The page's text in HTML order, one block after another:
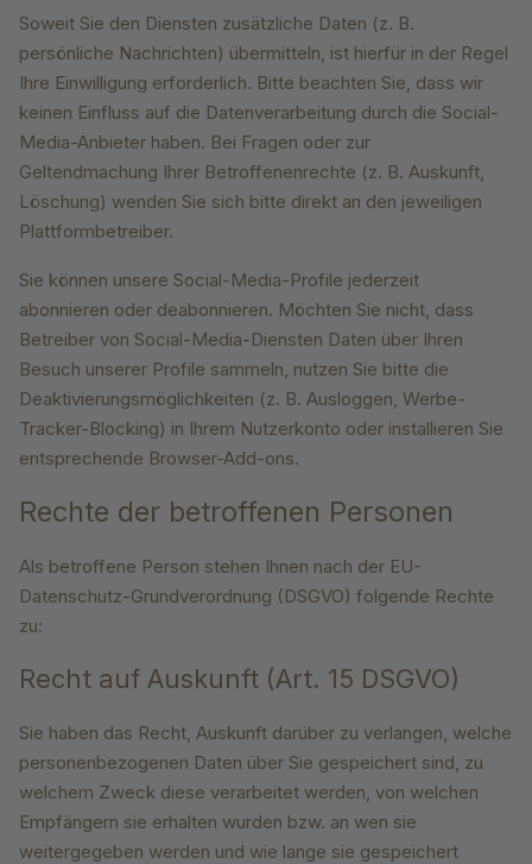
Soweit Sie den Diensten zusätzliche Daten (z. B.
persönliche Nachrichten) übermitteln, ist hierfür in der Regel
Ihre Einwilligung erforderlich. Bitte beachten Sie, dass wir
keinen Einfluss auf die Datenverarbeitung durch die Social-
Media-Anbieter haben. Bei Fragen oder zur
Geltendmachung Ihrer Betroffenenrechte (z. B. Auskunft,
Löschung) wenden Sie sich bitte direkt an den jeweiligen
Plattformbetreiber.
Sie können unsere Social-Media-Profile jederzeit
abonnieren oder deabonnieren. Möchten Sie nicht, dass
Betreiber von Social-Media-Diensten Daten über Ihren
Besuch unserer Profile sammeln, nutzen Sie bitte die
Deaktivierungsmöglichkeiten (z. B. Ausloggen, Werbe-
Tracker-Blocking) in Ihrem Nutzerkonto oder installieren Sie
entsprechende Browser-Add-ons.
Rechte der betroffenen Personen
Als betroffene Person stehen Ihnen nach der EU-
Datenschutz-Grundverordnung (DSGVO) folgende Rechte
zu:
Recht auf Auskunft (Art. 15 DSGVO)
Sie haben das Recht, Auskunft darüber zu verlangen, welche
personenbezogenen Daten über Sie gespeichert sind, zu
welchem Zweck diese verarbeitet werden, von welchen
Empfängern sie erhalten wurden bzw. an wen sie
weitergegeben werden und wie lange sie gespeichert